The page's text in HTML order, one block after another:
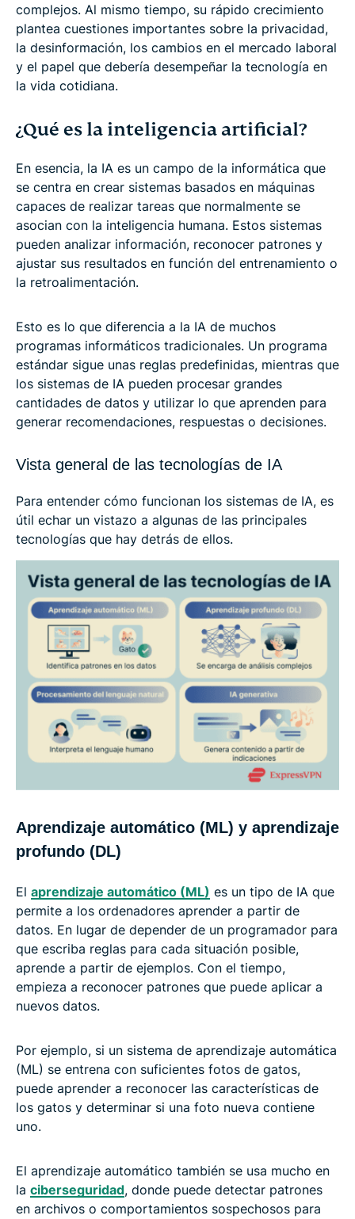
complejos. Al mismo tiempo, su rápido crecimiento
plantea cuestiones importantes sobre la privacidad,
la desinformación, los cambios en el mercado laboral
y el papel que debería desempeñar la tecnología en
la vida cotidiana.
¿Qué es la inteligencia artificial?
En esencia, la IA es un campo de la informática que
se centra en crear sistemas basados en máquinas
capaces de realizar tareas que normalmente se
asocian con la inteligencia humana. Estos sistemas
pueden analizar información, reconocer patrones y
ajustar sus resultados en función del entrenamiento o
la retroalimentación.
Esto es lo que diferencia a la IA de muchos
programas informáticos tradicionales. Un programa
estándar sigue unas reglas predefinidas, mientras que
los sistemas de IA pueden procesar grandes
cantidades de datos y utilizar lo que aprenden para
generar recomendaciones, respuestas o decisiones.
Vista general de las tecnologías de IA
Para entender cómo funcionan los sistemas de IA, es
útil echar un vistazo a algunas de las principales
tecnologías que hay detrás de ellos.
Aprendizaje automático (ML) y aprendizaje
profundo (DL)
El aprendizaje automático (ML) es un tipo de IA que
permite a los ordenadores aprender a partir de
datos. En lugar de depender de un programador para
que escriba reglas para cada situación posible,
aprende a partir de ejemplos. Con el tiempo,
empieza a reconocer patrones que puede aplicar a
nuevos datos.
Por ejemplo, si un sistema de aprendizaje automática
(ML) se entrena con suficientes fotos de gatos,
puede aprender a reconocer las características de
los gatos y determinar si una foto nueva contiene
uno.
El aprendizaje automático también se usa mucho en
la ciberseguridad, donde puede detectar patrones
en archivos o comportamientos sospechosos para